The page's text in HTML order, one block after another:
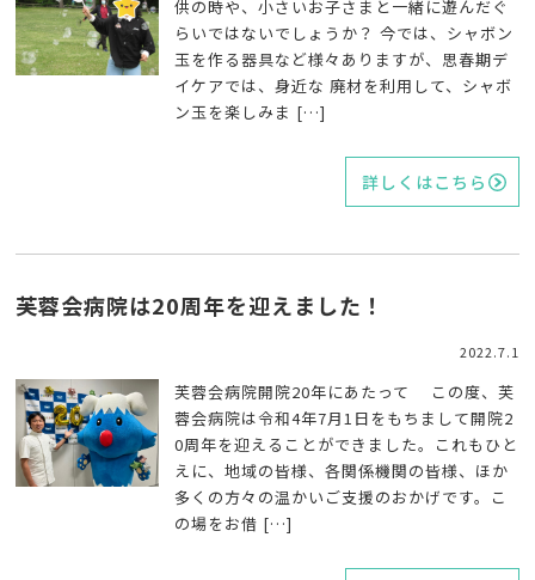
供の時や、小さいお子さまと一緒に遊んだぐ
らいではないでしょうか？ 今では、シャボン
玉を作る器具など様々ありますが、思春期デ
イケアでは、身近な 廃材を利用して、シャボ
ン玉を楽しみま […]
詳しくはこちら
芙蓉会病院は20周年を迎えました！
2022.7.1
芙蓉会病院開院20年にあたって この度、芙
蓉会病院は令和4年7月1日をもちまして開院2
0周年を迎えることができました。これもひと
えに、地域の皆様、各関係機関の皆様、ほか
多くの方々の温かいご支援のおかげです。こ
の場をお借 […]